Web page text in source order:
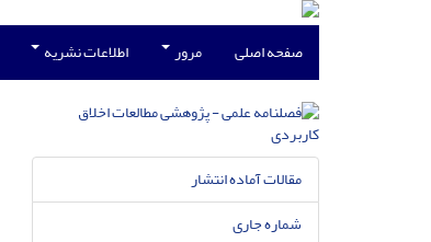
صفحه اصلی مرور اطلاعات نشریه
مقالات آماده انتشار
شماره جاری